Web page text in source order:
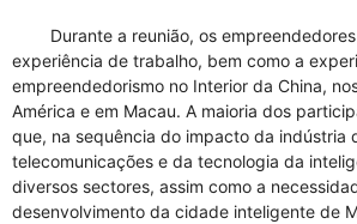
Durante a reunião, os empreendedores
experiência de trabalho, bem como a
empreendedorismo no Interior da China,
América e em Macau. A maioria dos
que, na sequência do impacto da indústria
telecomunicações e da tecnologia da
diversos sectores, assim como a
desenvolvimento da cidade inteligente de